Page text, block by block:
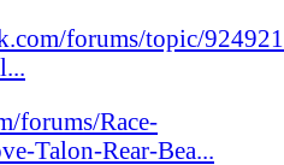
forums/topic/
forums/Race-
Talon-Rear-Bea...